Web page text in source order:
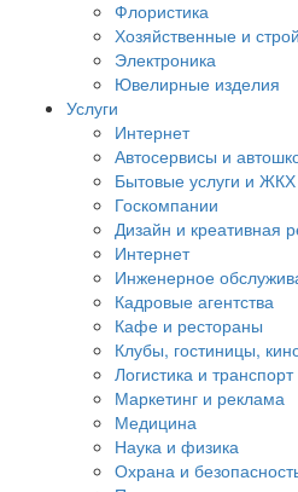
Флористика
Хозяйственные и
Электроника
Ювелирные изделия
Услуги
Интернет
Автосервисы и
Бытовые услуги и ЖКХ
Госкомпании
Дизайн и креативная
Интернет
Инженерное
Кадровые агентства
Кафе и рестораны
Клубы, гостиницы,
Логистика и транспорт
Маркетинг и реклама
Медицина
Наука и физика
Охрана и